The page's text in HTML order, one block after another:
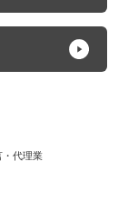
・代理業